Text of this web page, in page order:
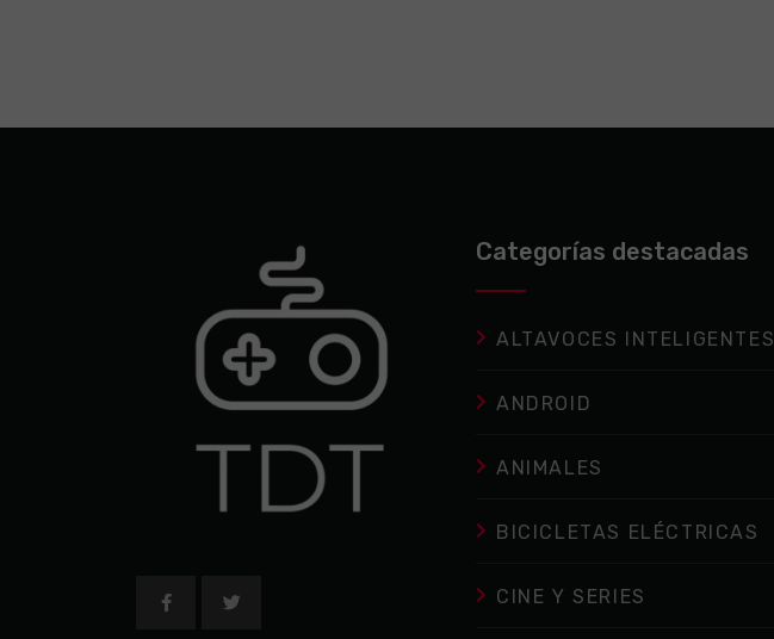
Categorías destacadas
ALTAVOCES INTELIGENTES
ANDROID
ANIMALES
BICICLETAS ELÉCTRICAS
CINE Y SERIES